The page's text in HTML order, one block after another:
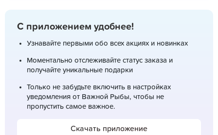
С приложением удобнее!
Узнавайте первыми обо всех акциях и новинках
Моментально отслеживайте статус заказа и
получайте уникальные подарки
Только не забудьте включить в настройках
уведомления от Важной Рыбы, чтобы не
пропустить самое важное.
Скачать приложение